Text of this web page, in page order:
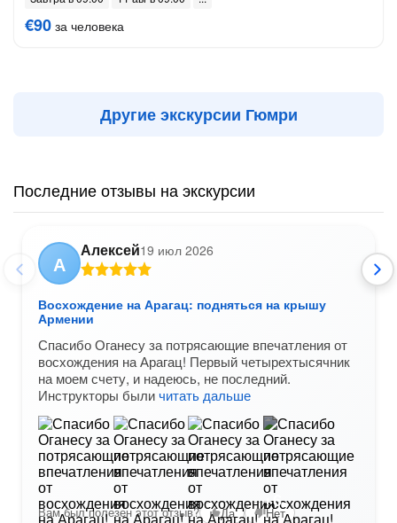
€90 за человека
Другие экскурсии Гюмри
Последние отзывы на экскурсии
А
Алексей19 июл 2026
Восхождение на Арагац: подняться на крышу
Армении
Спасибо Оганесу за потрясающие впечатления от
восхождения на Арагац! Первый четырехтысячник
на моем счету, и надеюсь, не последний.
Инструкторы быличитать дальше
+6
Вам был полезен этот отзыв? Да Нет